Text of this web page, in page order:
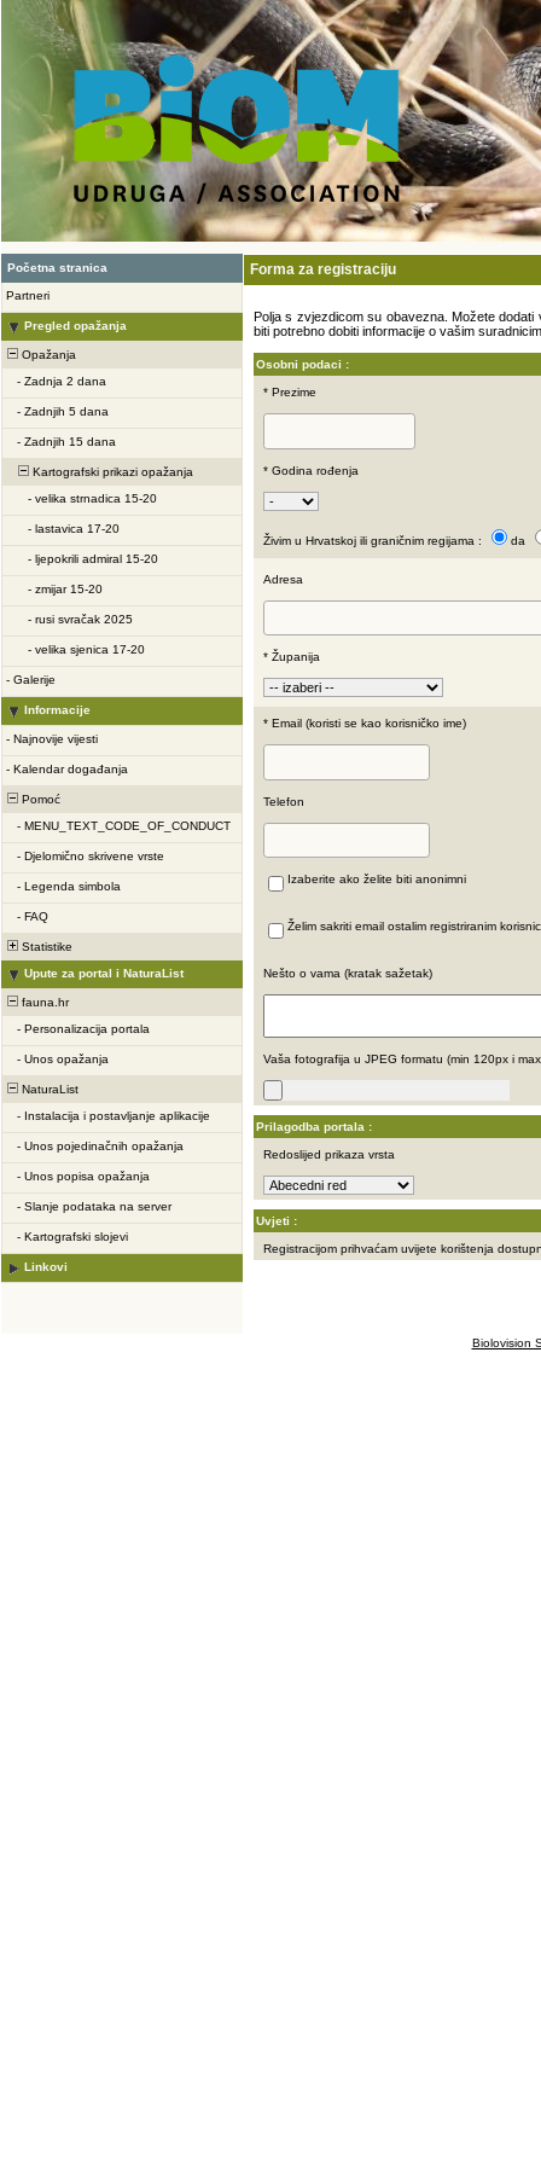
Početna stranica
Partneri
Pregled opažanja
Opažanja
- Zadnja 2 dana
- Zadnjih 5 dana
- Zadnjih 15 dana
Kartografski prikazi opažanja
- velika strnadica 15-20
- lastavica 17-20
- ljepokrili admiral 15-20
- zmijar 15-20
- rusi svračak 2025
- velika sjenica 17-20
- Galerije
Informacije
- Najnovije vijesti
- Kalendar događanja
Pomoć
- MENU_TEXT_CODE_OF_CONDUCT
- Djelomično skrivene vrste
- Legenda simbola
- FAQ
Statistike
Upute za portal i NaturaList
fauna.hr
- Personalizacija portala
- Unos opažanja
NaturaList
- Instalacija i postavljanje aplikacije
- Unos pojedinačnih opažanja
- Unos popisa opažanja
- Slanje podataka na server
- Kartografski slojevi
Linkovi
Forma za registraciju
Polja s zvjezdicom su obavezna. Možete
biti potrebno dobiti informacije o vašim
Osobni podaci :
* Prezime
* Godina rođenja
Živim u Hrvatskoj ili graničnim regijama : da
Adresa
* Županija
* Email (koristi se kao korisničko ime)
Telefon
Izaberite ako želite biti anonimni
Želim sakriti email ostalim registriranim
Nešto o vama (kratak sažetak)
Vaša fotografija u JPEG formatu (min 120px i
Prilagodba portala :
Redoslijed prikaza vrsta
Uvjeti :
Registracijom prihvaćam uvijete korištenja
Biolovision